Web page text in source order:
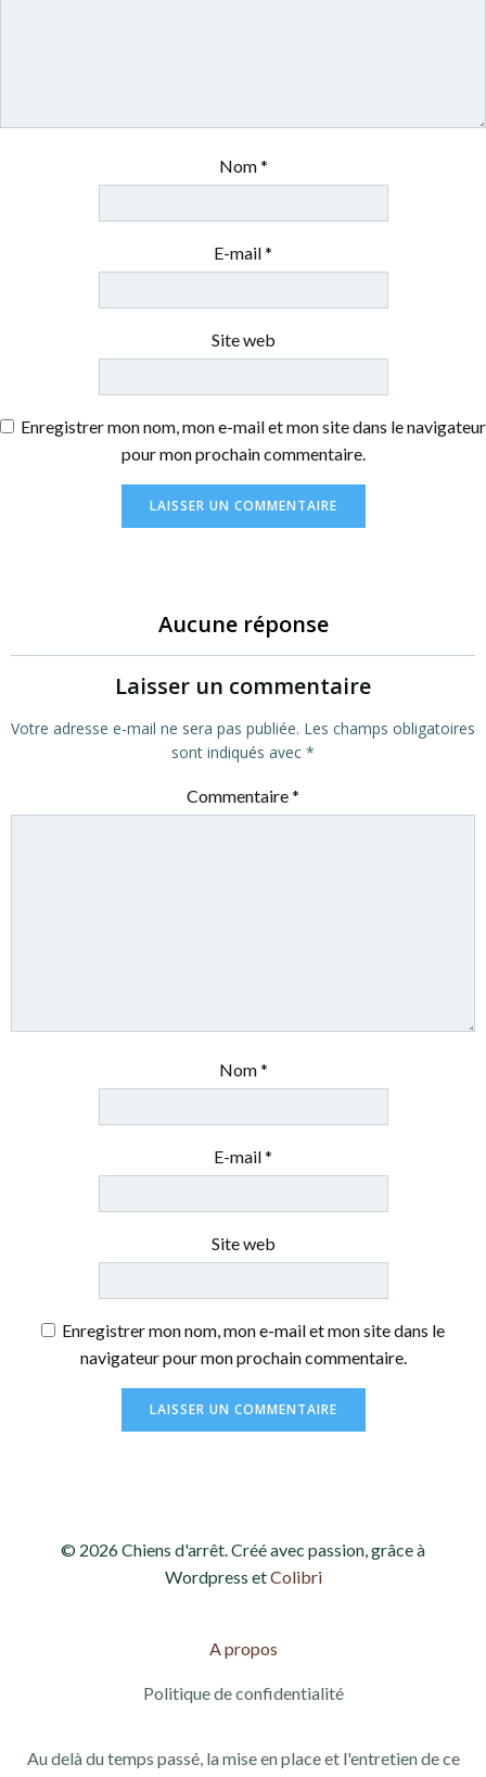
Nom*
E-mail*
Site web
Enregistrer mon nom, mon e-mail et mon site dans le navigateur
pour mon prochain commentaire.
Aucune réponse
Laisser un commentaire
Votre adresse e-mail ne sera pas publiée. Les champs obligatoires
sont indiqués avec *
Commentaire*
Nom*
E-mail*
Site web
Enregistrer mon nom, mon e-mail et mon site dans le
navigateur pour mon prochain commentaire.
© 2026 Chiens d'arrêt. Créé avec passion, grâce à
Wordpress etColibri
A propos
Politique de confidentialité
Au delà du temps passé, la mise en place et l'entretien de ce